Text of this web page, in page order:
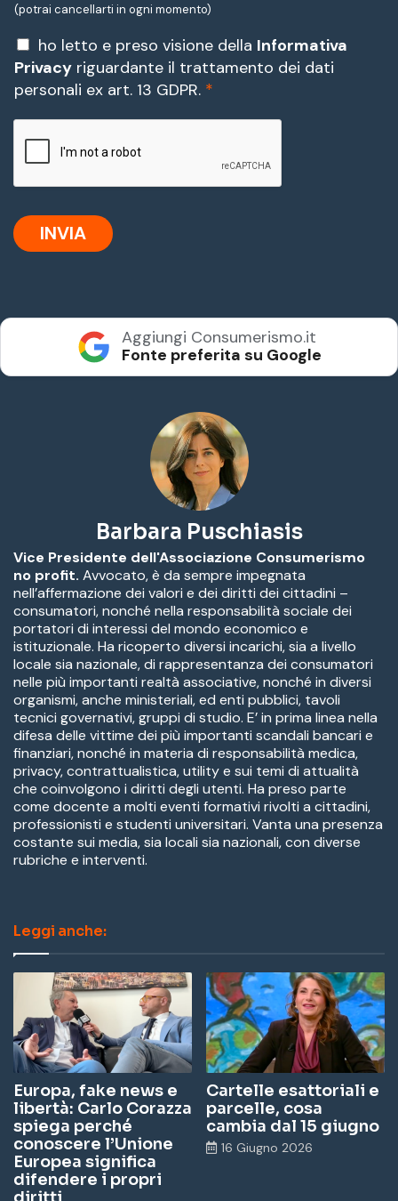
(potrai cancellarti in ogni momento)
P
r
i
v
a
*
ho letto e preso visione della Informativa
Privacy riguardante il trattamento dei dati
personali ex art. 13 GDPR. *
INVIA
Aggiungi Consumerismo.it
Fonte preferita su Google
Barbara Puschiasis
Vice Presidente dell'Associazione Consumerismo
no profit. Avvocato, è da sempre impegnata
nell’affermazione dei valori e dei diritti dei cittadini –
consumatori, nonché nella responsabilità sociale dei
portatori di interessi del mondo economico e
istituzionale. Ha ricoperto diversi incarichi, sia a livello
locale sia nazionale, di rappresentanza dei consumatori
nelle più importanti realtà associative, nonché in diversi
organismi, anche ministeriali, ed enti pubblici, tavoli
tecnici governativi, gruppi di studio. E’ in prima linea nella
difesa delle vittime dei più importanti scandali bancari e
finanziari, nonché in materia di responsabilità medica,
privacy, contrattualistica, utility e sui temi di attualità
che coinvolgono i diritti degli utenti. Ha preso parte
come docente a molti eventi formativi rivolti a cittadini,
professionisti e studenti universitari. Vanta una presenza
costante sui media, sia locali sia nazionali, con diverse
rubriche e interventi.
Leggi anche:
Europa, fake news e
libertà: Carlo Corazza
spiega perché
conoscere l’Unione
Europea significa
difendere i propri
Cartelle esattoriali e
parcelle, cosa
cambia dal 15 giugno
16 Giugno 2026